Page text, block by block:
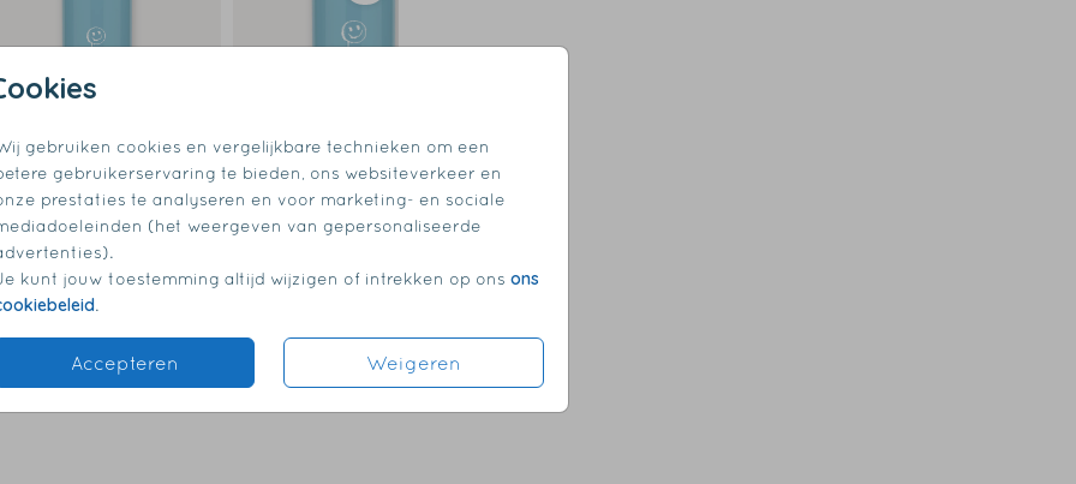
gebruiken cookies en vergelijkbare technieken om een
gebruikerservaring te bieden, ons websiteverkeer en
prestaties te analyseren en voor marketing- en sociale
(het weergeven van gepersonaliseerde
kunt jouw toestemming altijd wijzigen of intrekken op ons ons
.
Accepteren Weigeren